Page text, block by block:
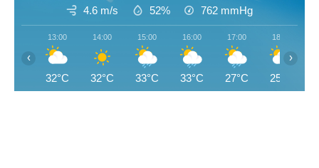
4.6 m/s 52% 762 mmHg
13:00
32°C
14:00
32°C
15:00
33°C
16:00
33°C
17:00
27°C
18:00
25°C
‹ ›